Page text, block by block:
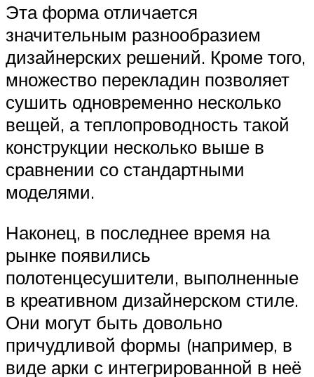
Эта форма отличается
значительным разнообразием
дизайнерских решений. Кроме того,
множество перекладин позволяет
сушить одновременно несколько
вещей, а теплопроводность такой
конструкции несколько выше в
сравнении со стандартными
моделями.
Наконец, в последнее время на
рынке появились
полотенцесушители, выполненные
в креативном дизайнерском стиле.
Они могут быть довольно
причудливой формы (например, в
виде арки с интегрированной в неё